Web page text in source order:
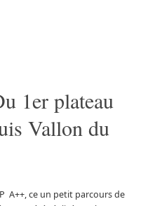
1er plateau
Vallon du
A++, ce un petit parcours de